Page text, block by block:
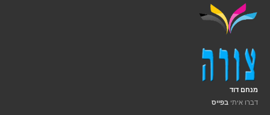
מנחם דוד
דברו איתי בפייס